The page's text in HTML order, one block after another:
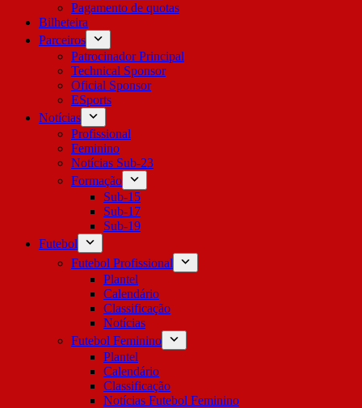
Pagamento de quotas
Bilheteira
Parceiros
Patrocinador Principal
Technical Sponsor
Oficial Sponsor
ESports
Notícias
Profissional
Feminino
Notícias Sub-23
Formação
Sub-15
Sub-17
Sub-19
Futebol
Futebol Profissional
Plantel
Calendário
Classificação
Notícias
Futebol Feminino
Plantel
Calendário
Classificação
Notícias Futebol Feminino